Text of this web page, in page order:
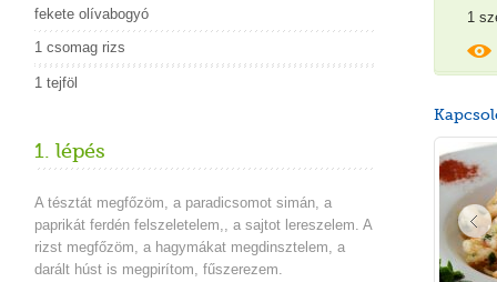
fekete olívabogyó
1 csomag rizs
1 tejföl
1. lépés
A tésztát megfőzöm, a paradicsomot simán, a
paprikát ferdén felszeletelem,, a sajtot lereszelem. A
rizst megfőzöm, a hagymákat megdinsztelem, a
darált húst is megpirítom, fűszerezem.
1